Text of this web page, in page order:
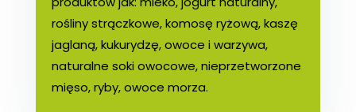
rośliny strączkowe, komosę ryżową, kaszę
jaglaną, kukurydzę, owoce i warzywa,
naturalne soki owocowe, nieprzetworzone
mięso, ryby, owoce morza.